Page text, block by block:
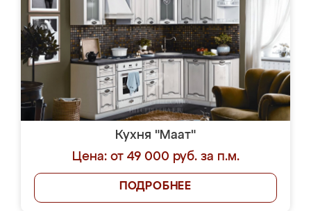
Кухня "Маат"
Цена: от 49 000 руб. за п.м.
ПОДРОБНЕЕ